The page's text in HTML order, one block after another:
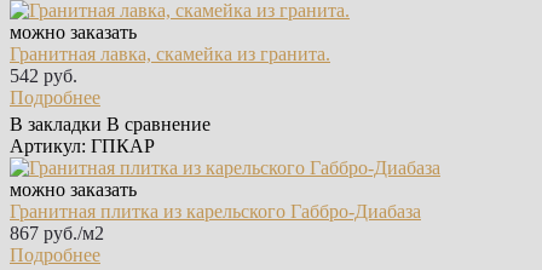
можно заказать
Гранитная лавка, скамейка из гранита.
542 руб.
Подробнее
В закладки В сравнение
Артикул: ГПКАР
можно заказать
Гранитная плитка из карельского Габбро‑Диабаза
867 руб./м2
Подробнее